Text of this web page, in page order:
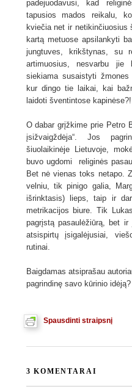
padejuodavusi, kad
tapusios mados reikalu,
kviečia net ir netikinčiuosius
kartą metuose apsilankyti
jungtuves, krikštynas, su
artimuosius, nesvarbu
siekiama susaistyti
kur dingo tie laikai, kai
laidoti šventintose kapinėse?!
O dabar grįžkime prie Petro
įsižvaigždėja“. Jos
šiuolaikinėje Lietuvoje,
buvo ugdomi religinės
Bet nė vienas toks netapo.
velniu, tik pinigo galia,
išrinktasis) lieps, taip ir
metrikacijos biure. Tik
pagrįstą pasaulėžiūrą, bet
atsispirtų įsigalėjusiai,
rutinai.
Baigdamas atsiprašau
pagrindinę savo kūrinio idėją?
Spausdinti straipsnį
3 KOMENTARAI